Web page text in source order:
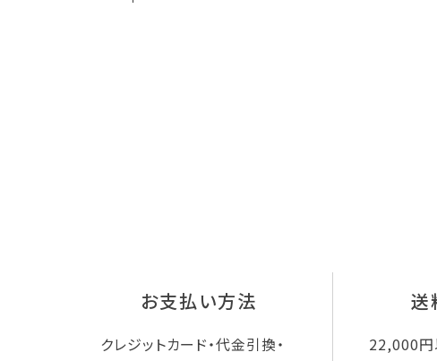
お支払い方法
クレジットカード・代金引換・
送
22,000円